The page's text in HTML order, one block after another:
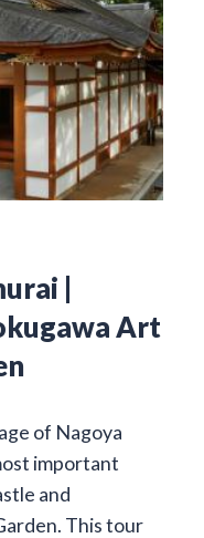
|
Art
of Nagoya
important
and
This tour